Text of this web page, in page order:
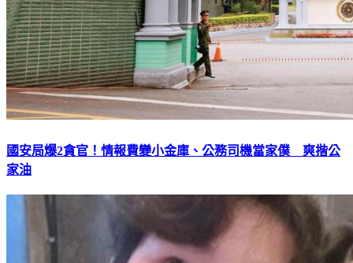
國安局爆2貪官！情報費變小金庫、公務司機當家僕 爽揩公
家油